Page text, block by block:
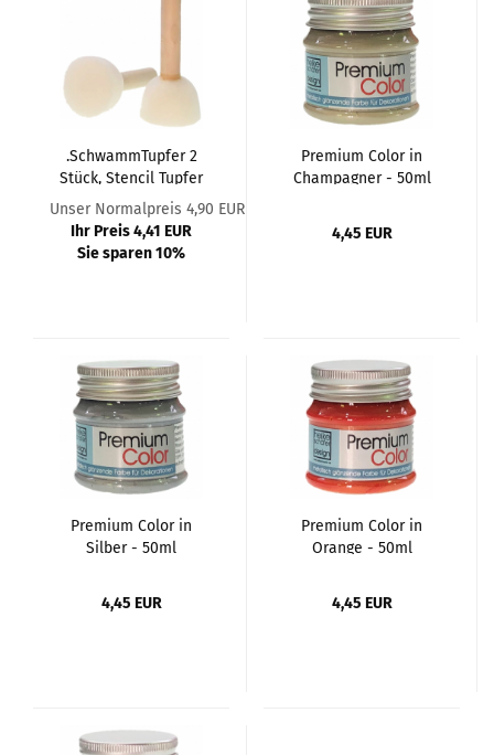
.SchwammTupfer 2
Stück, Stencil Tupfer
40mm
Unser Normalpreis 4,90 EUR
Ihr Preis 4,41 EUR
Sie sparen 10%
Premium Color in
Champagner - 50ml
4,45 EUR
Premium Color in
Silber - 50ml
4,45 EUR
Premium Color in
Orange - 50ml
4,45 EUR